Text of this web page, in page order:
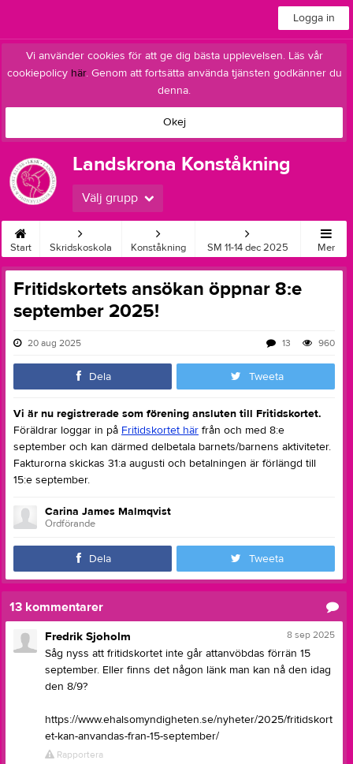
Logga in
Vi använder cookies för att ge dig bästa upplevelsen. Läs vår
cookiepolicy här. Genom att fortsätta använda tjänsten godkänner du
denna.
Okej
Landskrona Konståkning
Välj grupp
Start Skridskoskola Konståkning SM 11-14 dec 2025 Mer
Fritidskortets ansökan öppnar 8:e
september 2025!
20 aug 2025 960
13
Dela Tweeta
Vi är nu registrerade som förening ansluten till Fritidskortet.
Föräldrar loggar in på Fritidskortet här från och med 8:e
september och kan därmed delbetala barnets/barnens aktiviteter.
Fakturorna skickas 31:a augusti och betalningen är förlängd till
15:e september.
Carina James Malmqvist
Ordförande
Dela Tweeta
13 kommentarer
8 sep 2025
Fredrik Sjoholm
Såg nyss att fritidskortet inte går attanvöbdas förrän 15
september. Eller finns det någon länk man kan nå den idag
den 8/9?
https://www.ehalsomyndigheten.se/nyheter/2025/fritidskort
et-kan-anvandas-fran-15-september/
Rapportera